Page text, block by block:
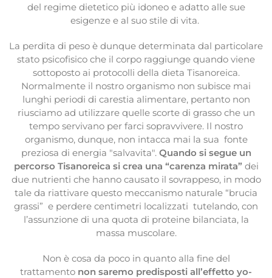
del regime dietetico più idoneo e adatto alle sue
esigenze e al suo stile di vita.
La perdita di peso è dunque determinata dal particolare
stato psicofisico che il corpo raggiunge quando viene
sottoposto ai protocolli della dieta Tisanoreica.
Normalmente il nostro organismo non subisce mai
lunghi periodi di carestia alimentare, pertanto non
riusciamo ad utilizzare quelle scorte di grasso che un
tempo servivano per farci sopravvivere. Il nostro
organismo, dunque, non intacca mai la sua fonte
preziosa di energia "salvavita". Quando si segue un
percorso Tisanoreica si crea una “carenza mirata” dei
due nutrienti che hanno causato il sovrappeso, in modo
tale da riattivare questo meccanismo naturale “brucia
grassi” e perdere centimetri localizzati tutelando, con
l’assunzione di una quota di proteine bilanciata, la
massa muscolare.
Non è cosa da poco in quanto alla fine del
trattamento non saremo predisposti all’effetto yo-